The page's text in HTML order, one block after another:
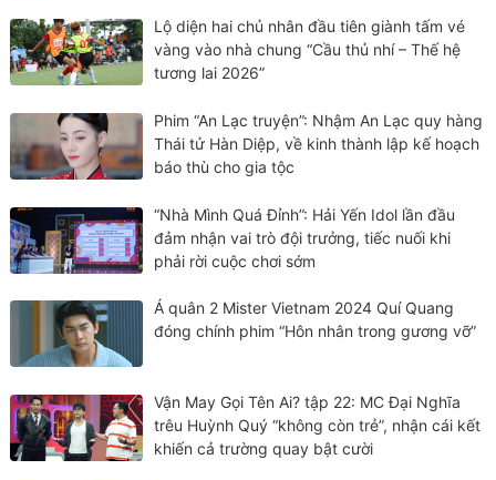
Lộ diện hai chủ nhân đầu tiên giành tấm vé
vàng vào nhà chung “Cầu thủ nhí – Thế hệ
tương lai 2026”
Phim “An Lạc truyện”: Nhậm An Lạc quy hàng
Thái tử Hàn Diệp, về kinh thành lập kế hoạch
báo thù cho gia tộc
“Nhà Mình Quá Đỉnh”: Hải Yến Idol lần đầu
đảm nhận vai trò đội trưởng, tiếc nuối khi
phải rời cuộc chơi sớm
Á quân 2 Mister Vietnam 2024 Quí Quang
đóng chính phim “Hôn nhân trong gương vỡ”
Vận May Gọi Tên Ai? tập 22: MC Đại Nghĩa
trêu Huỳnh Quý “không còn trẻ”, nhận cái kết
khiến cả trường quay bật cười